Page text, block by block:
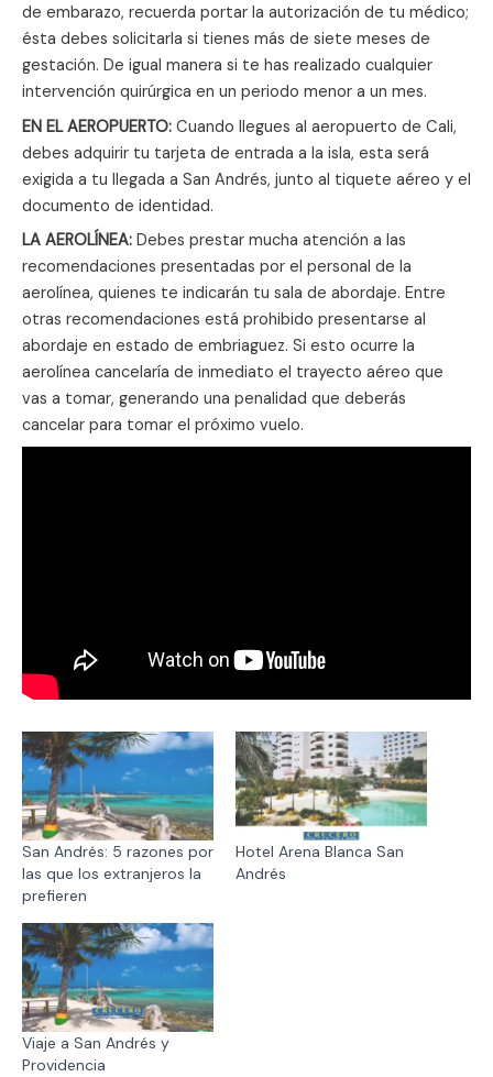
de embarazo, recuerda portar la autorización de tu médico;
ésta debes solicitarla si tienes más de siete meses de
gestación. De igual manera si te has realizado cualquier
intervención quirúrgica en un periodo menor a un mes.
EN EL AEROPUERTO: Cuando llegues al aeropuerto de Cali,
debes adquirir tu tarjeta de entrada a la isla, esta será
exigida a tu llegada a San Andrés, junto al tiquete aéreo y el
documento de identidad.
LA AEROLÍNEA: Debes prestar mucha atención a las
recomendaciones presentadas por el personal de la
aerolínea, quienes te indicarán tu sala de abordaje. Entre
otras recomendaciones está prohibido presentarse al
abordaje en estado de embriaguez. Si esto ocurre la
aerolínea cancelaría de inmediato el trayecto aéreo que
vas a tomar, generando una penalidad que deberás
cancelar para tomar el próximo vuelo.
San Andrés: 5 razones por
las que los extranjeros la
prefieren
Hotel Arena Blanca San
Andrés
Viaje a San Andrés y
Providencia